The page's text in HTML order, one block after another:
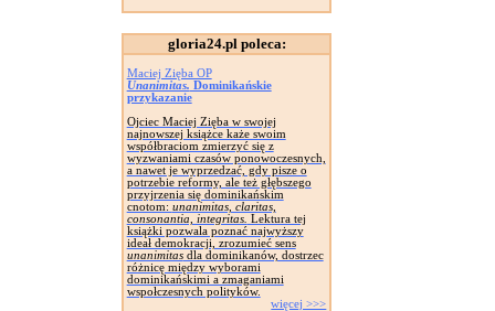
gloria24.pl poleca:
Maciej Zięba OP
Unanimitas. Dominikańskie
przykazanie
Ojciec Maciej Zięba w swojej
najnowszej książce każe swoim
współbraciom zmierzyć się z
wyzwaniami czasów ponowoczesnych,
a nawet je wyprzedzać, gdy pisze o
potrzebie reformy, ale też głębszego
przyjrzenia się dominikańskim
cnotom: unanimitas, claritas,
consonantia, integritas. Lektura tej
książki pozwala poznać najwyższy
ideał demokracji, zrozumieć sens
unanimitasdla dominikanów, dostrzec
różnicę między wyborami
dominikańskimi a zmaganiami
wspołczesnych polityków.
więcej >>>